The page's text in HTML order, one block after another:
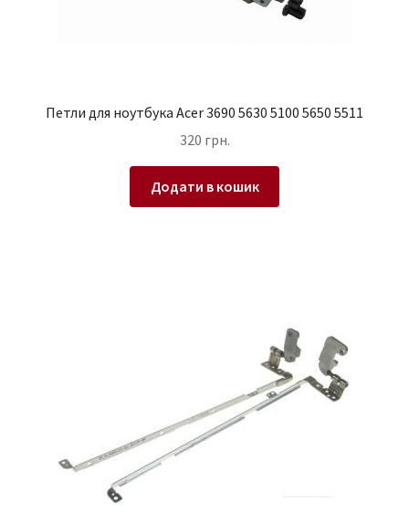
Петли для ноутбука Acer 3690 5630 5100 5650 5511
320 грн.
Додати в кошик